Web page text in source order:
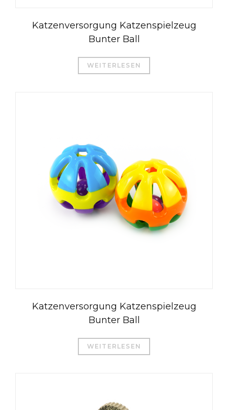
Katzenversorgung Katzenspielzeug
Bunter Ball
WEITERLESEN
Katzenversorgung Katzenspielzeug
Bunter Ball
WEITERLESEN